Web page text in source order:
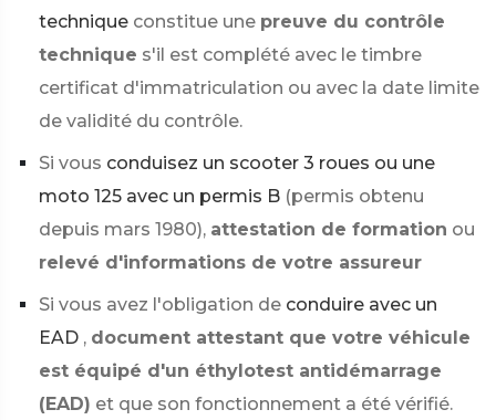
technique constitue une preuve du contrôle
technique s'il est complété avec le timbre
certificat d'immatriculation ou avec la date limite
de validité du contrôle.
Si vous conduisez un scooter 3 roues ou une
moto 125 avec un permis B (permis obtenu
depuis mars 1980), attestation de formation ou
relevé d'informations de votre assureur
Si vous avez l'obligation de conduire avec un
EAD , document attestant que votre véhicule
est équipé d'un éthylotest antidémarrage
(EAD) et que son fonctionnement a été vérifié.